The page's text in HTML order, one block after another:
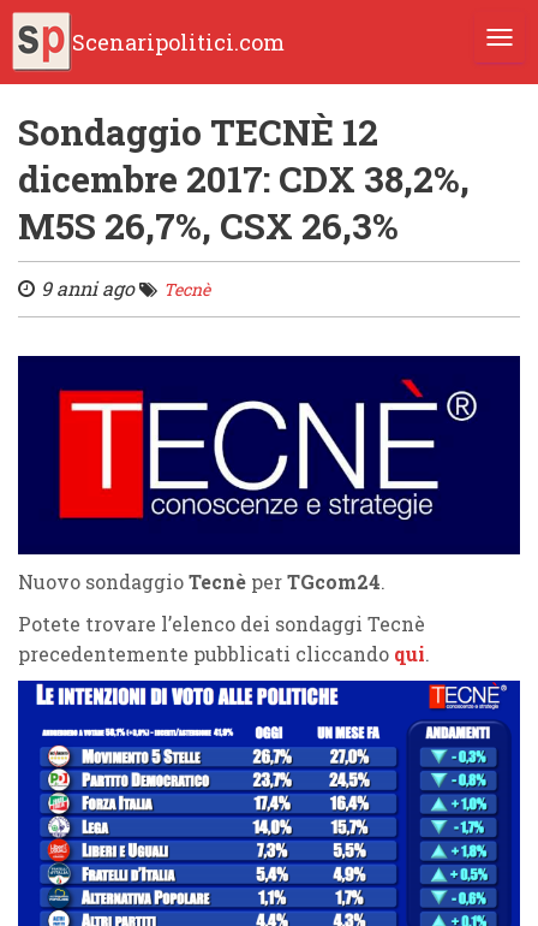
Scenaripolitici.com
Sondaggio TECNÈ 12
dicembre 2017: CDX 38,2%,
M5S 26,7%, CSX 26,3%
9 anni ago Tecnè
Nuovo sondaggioTecnè perTGcom24.
Potete trovare l’elenco dei sondaggi Tecnè
precedentemente pubblicati cliccando qui.